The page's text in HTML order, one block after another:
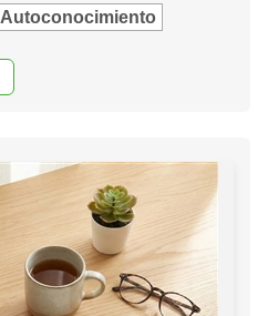
Autoconocimiento